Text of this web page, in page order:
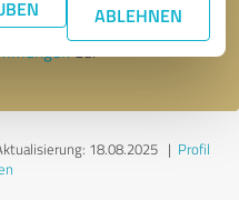
ABLEHNEN
zu.
18.08.2025| Profil